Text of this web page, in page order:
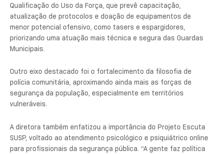
Qualificação do Uso da Força, que prevê capacitação,
atualização de protocolos e doação de equipamentos de
menor potencial ofensivo, como tasers e espargidores,
priorizando uma atuação mais técnica e segura das Guardas
Municipais.
Outro eixo destacado foi o fortalecimento da filosofia de
polícia comunitária, aproximando ainda mais as forças de
segurança da população, especialmente em territórios
vulneráveis.
A diretora também enfatizou a importância do Projeto Escuta
SUSP, voltado ao atendimento psicológico e psiquiátrico online
para profissionais da segurança pública. “A gente faz política